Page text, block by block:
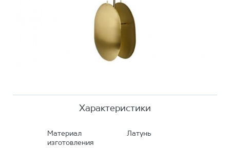
Характеристики
Материал
изготовления
Латунь